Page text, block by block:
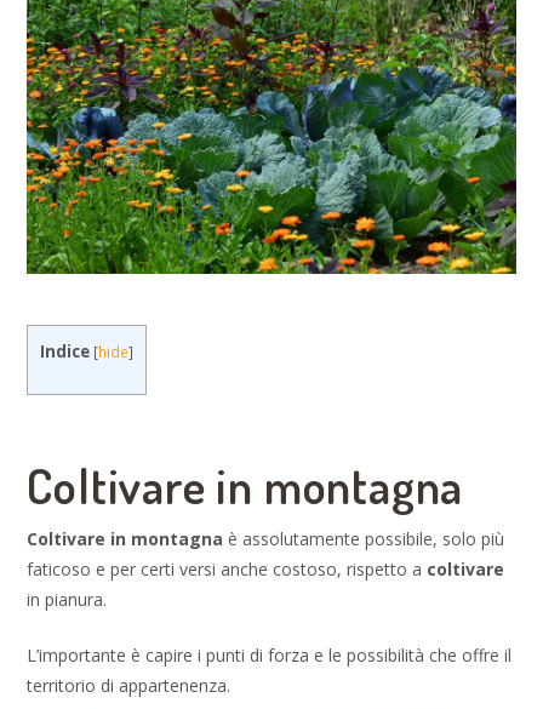
Indice [hide]
Coltivare in montagna
Coltivare in montagna è assolutamente possibile, solo più
faticoso e per certi versi anche costoso, rispetto a coltivare
in pianura.
L’importante è capire i punti di forza e le possibilità che offre il
territorio di appartenenza.